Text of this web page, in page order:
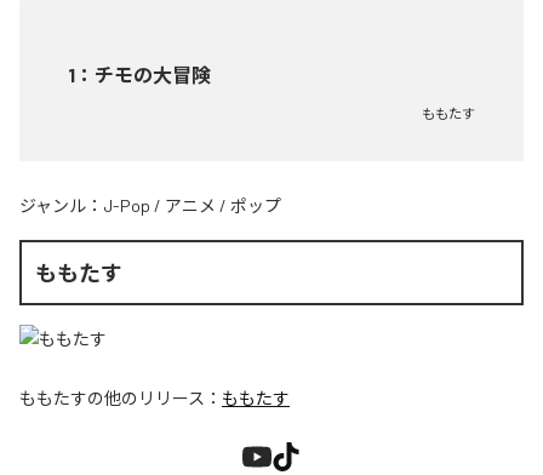
1 ： チモの大冒険
ももたす
ジャンル： J-Pop / アニメ / ポップ
ももたす
ももたすの他のリリース： ももたす